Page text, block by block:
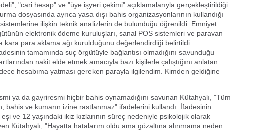
"cari hesap" ve "üye işyeri çekimi" açıklamalarıyla gerçekleştirildiği
dosyasında ayrıca yasa dışı bahis organizasyonlarının kullandığı
ilişkin teknik analizlerin de bulunduğu öğrenildi. Emniyet
elektronik ödeme kuruluşları, sanal POS sistemleri ve paravan
kara para aklama ağı kurulduğunu değerlendirdiği belirtildi.
tamamında suç örgütüyle bağlantısı olmadığını savunduğu
nakit elde etmek amacıyla bazı kişilerle çalıştığını anlatan
hesabıma yatması gereken parayla ilgilendim. Kimden geldiğine
ya da gayriresmi hiçbir bahis oynamadığını savunan Kütahyalı, "Tüm
bahis ve kumarın izine rastlanmaz" ifadelerini kullandı. İfadesinin
ve 12 yaşındaki ikiz kızlarının süreç nedeniyle psikolojik olarak
Kütahyalı, "Hayatta hatalarım oldu ama gözaltına alınmama neden